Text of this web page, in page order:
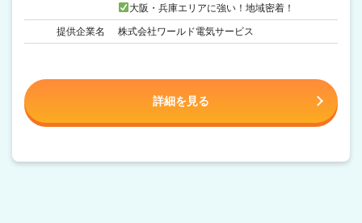
大阪・兵庫エリアに強い！地域密着！
提供企業名 株式会社ワールド電気サービス
詳細を見る